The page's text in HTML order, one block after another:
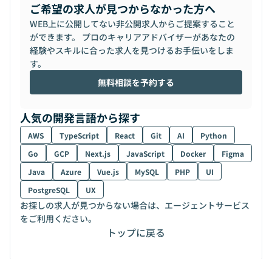
ご希望の求人が見つからなかった方へ
WEB上に公開してない非公開求人からご提案すること
ができます。 プロのキャリアアドバイザーがあなたの
経験やスキルに合った求人を見つけるお手伝いをしま
す。
無料相談を予約する
人気の開発言語から探す
AWS TypeScript React Git AI
Python
Go
GCP Next.js JavaScript Docker
Figma
Java
Azure Vue.js MySQL PHP
UI
PostgreSQL
UX
お探しの求人が見つからない場合は、エージェントサービス
をご利用ください。
トップに戻る